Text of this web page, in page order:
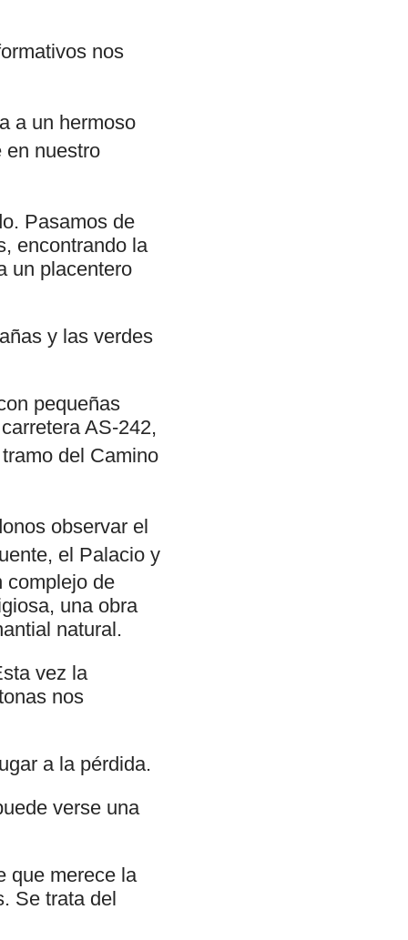
nos
a un hermoso
nuestro
Pasamos de
encontrando la
un placentero
y las verdes
pequeñas
AS-242,
del Camino
observar el
el Palacio y
complejo de
una obra
natural.
vez la
nos
a la pérdida.
verse una
que merece la
Se trata del